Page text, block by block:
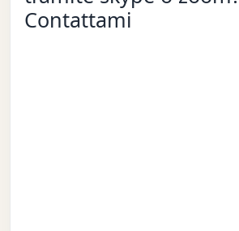
Contattami